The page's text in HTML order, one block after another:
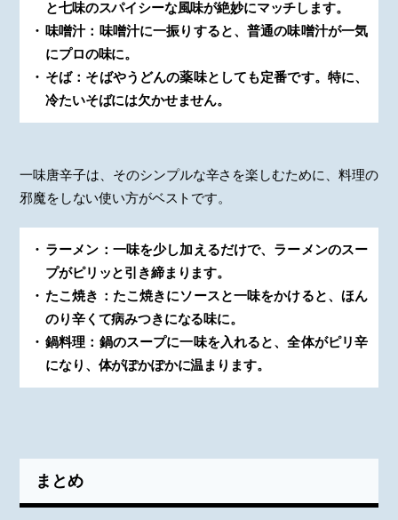
と七味のスパイシーな風味が絶妙にマッチします。
味噌汁：味噌汁に一振りすると、普通の味噌汁が一気
にプロの味に。
そば：そばやうどんの薬味としても定番です。特に、
冷たいそばには欠かせません。
一味唐辛子は、そのシンプルな辛さを楽しむために、料理の
邪魔をしない使い方がベストです。
ラーメン：一味を少し加えるだけで、ラーメンのスー
プがピリッと引き締まります。
たこ焼き：たこ焼きにソースと一味をかけると、ほん
のり辛くて病みつきになる味に。
鍋料理：鍋のスープに一味を入れると、全体がピリ辛
になり、体がぽかぽかに温まります。
まとめ